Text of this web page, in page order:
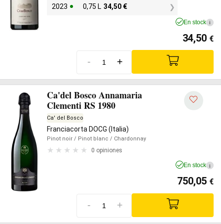
2023 0,75 L 34,50 €
En stock i
34,50 €
- +
Ca'del Bosco Annamaria
Clementi RS 1980
Ca' del Bosco
Franciacorta DOCG (Italia)
Pinot noir / Pinot blanc / Chardonnay
0 opiniones
En stock i
750,05 €
- +